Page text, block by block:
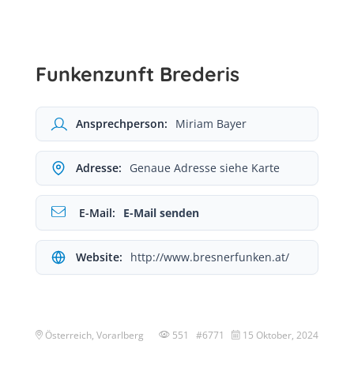
Funkenzunft Brederis
Ansprechperson: Miriam Bayer
Adresse: Genaue Adresse siehe Karte
E-Mail: E-Mail senden
Website: http://www.bresnerfunken.at/
Österreich, Vorarlberg 551 #6771 15 Oktober, 2024